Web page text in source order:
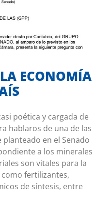
ECONOMÍA DE
Senado
ECONOMÍA
poética y cargada de
hablaros de una de las
en el Senado
a los minerales
son vitales para la
fertilizantes,
de síntesis, entre